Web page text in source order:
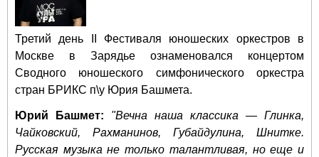
Третий день II Фестиваля юношеских оркестров в
Москве в Зарядье ознаменовался концертом
Сводного юношеского симфонического оркестра
стран БРИКС п\у Юрия Башмета.
Юрий Башмет:
"Вечна наша классика — Глинка,
Чайковский, Рахманинов, Губайдулина, Шнитке.
Русская музыка не только талантливая, но еще и